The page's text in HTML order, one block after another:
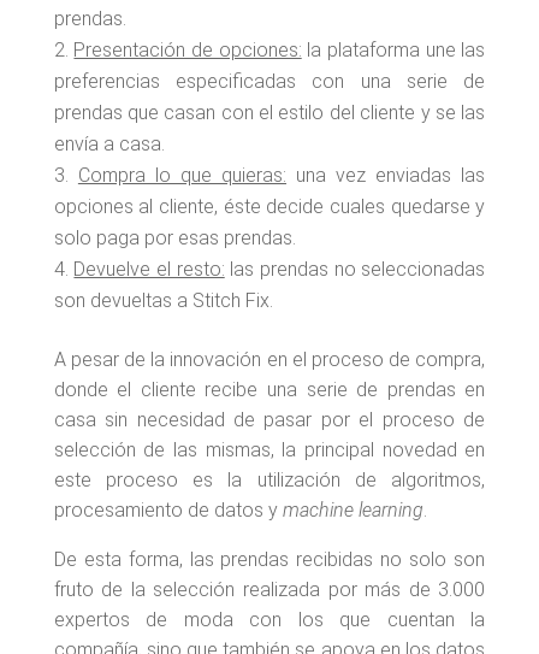
prendas.
Presentación de opciones: la plataforma une las
preferencias especificadas con una serie de
prendas que casan con el estilo del cliente y se las
envía a casa.
Compra lo que quieras: una vez enviadas las
opciones al cliente, éste decide cuales quedarse y
solo paga por esas prendas.
Devuelve el resto: las prendas no seleccionadas
son devueltas a Stitch Fix.
A pesar de la innovación en el proceso de compra,
donde el cliente recibe una serie de prendas en
casa sin necesidad de pasar por el proceso de
selección de las mismas, la principal novedad en
este proceso es la utilización de algoritmos,
procesamiento de datos y machine learning.
De esta forma, las prendas recibidas no solo son
fruto de la selección realizada por más de 3.000
expertos de moda con los que cuentan la